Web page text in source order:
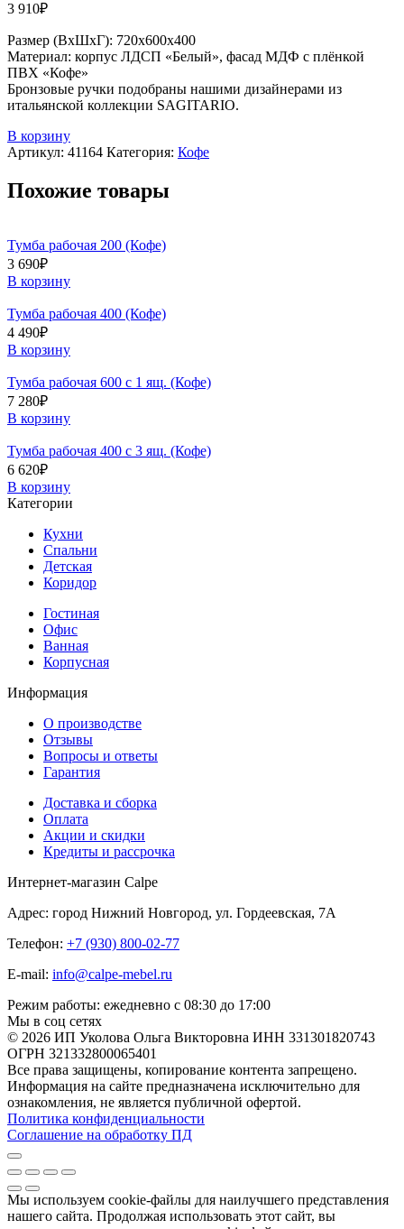
3 910₽
Размер (ВхШхГ): 720х600х400
Материал: корпус ЛДСП «Белый», фасад МДФ с плёнкой
ПВХ «Кофе»
Бронзовые ручки подобраны нашими дизайнерами из
итальянской коллекции SAGITARIO.
В корзину
Артикул: 41164 Категория: Кофе
Похожие товары
Тумба рабочая 200 (Кофе)
3 690₽
В корзину
Тумба рабочая 400 (Кофе)
4 490₽
В корзину
Тумба рабочая 600 с 1 ящ. (Кофе)
7 280₽
В корзину
Тумба рабочая 400 с 3 ящ. (Кофе)
6 620₽
В корзину
Категории
Кухни
Спальни
Детская
Коридор
Гостиная
Офис
Ванная
Корпусная
Информация
О производстве
Отзывы
Вопросы и ответы
Гарантия
Доставка и сборка
Оплата
Акции и скидки
Кредиты и рассрочка
Интернет-магазин Calpe
Адрес: город Нижний Новгород, ул. Гордеевская, 7А
Телефон: +7 (930) 800-02-77
E-mail: info@calpe-mebel.ru
Режим работы: ежедневно с 08:30 до 17:00
Мы в соц сетях
© 2026 ИП Уколова Ольга Викторовна ИНН 331301820743
ОГРН 321332800065401
Все права защищены, копирование контента запрещено.
Информация на сайте предназначена исключительно для
ознакомления, не является публичной офертой.
Политика конфиденциальности
Соглашение на обработку ПД
Мы используем cookie-файлы для наилучшего представления
нашего сайта. Продолжая использовать этот сайт, вы